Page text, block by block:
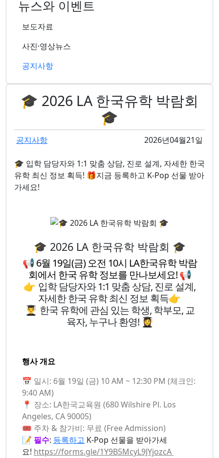
뉴스와 이벤트
보도자료
사진·영상뉴스
공지사항
🎓 2026 LA 한국유학 박람회
🎓
공지사항 2026년04월21일
🎓 입학 담당자와 1:1 맞춤 상담, 진로 설계, 자세한 한국
유학 최신 정보 획득! 🎁지금 등록하고 K-Pop 선물 받아
가세요!
🎓 2026 LA 한국유학 박람회 🎓
📢6월 19일(금) 오전 10시 LA한국유학 박람
회에서 한국 유학 정보를 만나보세요!📢
👉 입학 담당자와 1:1 맞춤 상담, 진로 설계,
자세한 한국 유학 최신 정보 획득👉
👨‍🎓 한국 유학에 관심 있는 학생, 학부모, 교
육자, 누구나 환영! 👩‍🎓
행사 개요
📅 일시: 6월 19일 (금) 10 AM ~ 12:30 PM (체크인:
9:40 AM)
📍 장소: LA한국교육원 (680 Wilshire Pl. Los
Angeles, CA 90005)
🎟 주차 & 참가비: 무료 (Free Admission)
📝 필수: 등록하고 K-Pop 선물을 받아가세
요! https://forms.gle/1Y9B5McyL9JYjozcA